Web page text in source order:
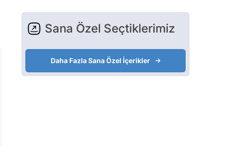
Sana Özel Seçtiklerimiz
Daha Fazla Sana Özel İçerikler